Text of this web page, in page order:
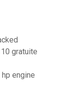
gratuite
engine